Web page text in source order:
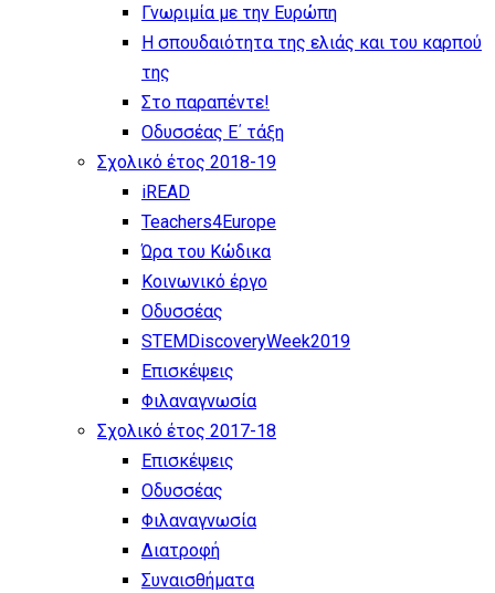
Γνωριμία με την Ευρώπη
Η σπουδαιότητα της ελιάς και του καρπού
της
Στο παραπέντε!
Οδυσσέας Ε΄ τάξη
Σχολικό έτος 2018-19
iREAD
Teachers4Europe
Ώρα του Κώδικα
Κοινωνικό έργο
Οδυσσέας
STEMDiscoveryWeek2019
Επισκέψεις
Φιλαναγνωσία
Σχολικό έτος 2017-18
Επισκέψεις
Οδυσσέας
Φιλαναγνωσία
Διατροφή
Συναισθήματα